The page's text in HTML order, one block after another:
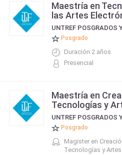
Maestría en
las Artes
UNTREF POSGRADOS
Posgrado
Duración 2 años
Presencial
Maestría en
Tecnologías y
UNTREF POSGRADOS
Posgrado
Magister en
Tecnologías y